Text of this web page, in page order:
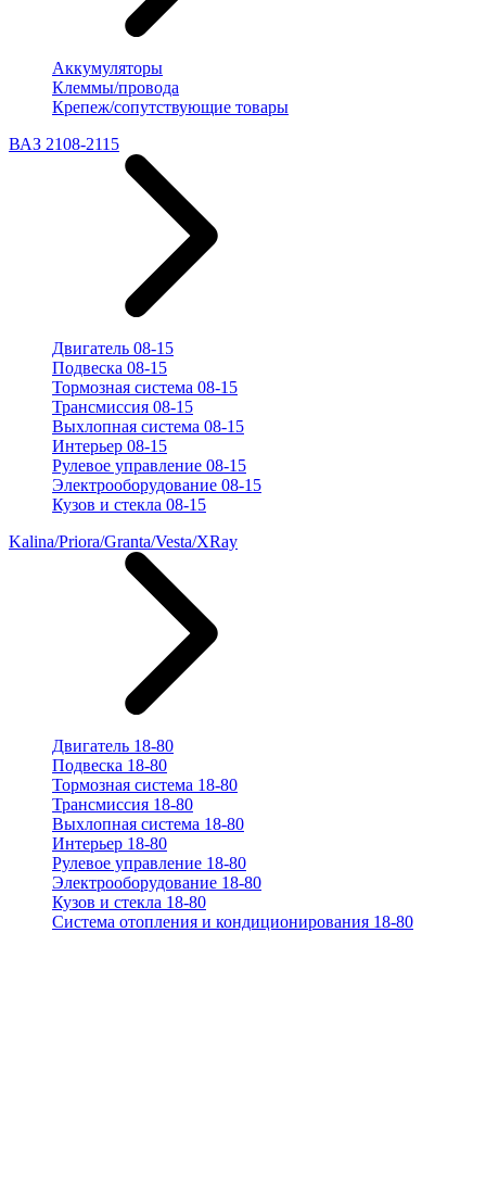
Аккумуляторы
Клеммы/провода
Крепеж/сопутствующие товары
ВАЗ 2108-2115
Двигатель 08-15
Подвеска 08-15
Тормозная система 08-15
Трансмиссия 08-15
Выхлопная система 08-15
Интерьер 08-15
Рулевое управление 08-15
Электрооборудование 08-15
Кузов и стекла 08-15
Kalina/Priora/Granta/Vesta/XRay
Двигатель 18-80
Подвеска 18-80
Тормозная система 18-80
Трансмиссия 18-80
Выхлопная система 18-80
Интерьер 18-80
Рулевое управление 18-80
Электрооборудование 18-80
Кузов и стекла 18-80
Система отопления и кондиционирования 18-80